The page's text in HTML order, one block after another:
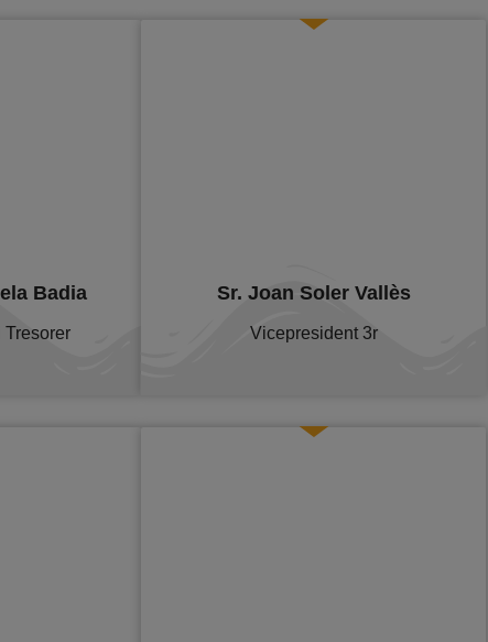
Badia
Tresorer
Sr. Joan Soler Vallès
Vicepresident3r